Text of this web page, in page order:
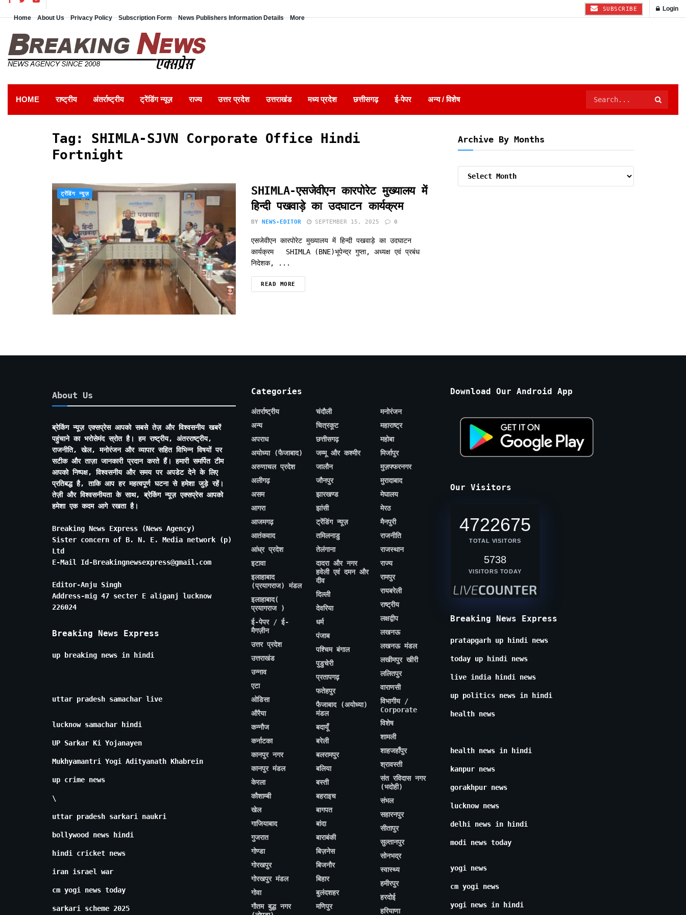
Home About Us Privacy Policy Subscription Form News Publishers Information Details More
SUBSCRIBE Login
HOME राष्ट्रीय अंतर्राष्ट्रीय ट्रेंडिंग न्यूज़ राज्य उत्तर प्रदेश उत्तराखंड मध्य प्रदेश छत्तीसगढ़ ई-पेपर अन्य / विशेष
Tag: SHIMLA-SJVN Corporate Office Hindi
Fortnight
ट्रेंडिंग न्यूज़
SHIMLA-एसजेवीएन कारपोरेट मुख्यालय में
हिन्दी पखवाड़े का उदघाटन कार्यक्रम
BY NEWS-EDITOR SEPTEMBER 15, 2025 0
एसजेवीएन कारपोरेट मुख्यालय में हिन्दी पखवाड़े का उदघाटन
कार्यक्रम SHIMLA (BNE)भूपेन्द्र गुप्ता, अध्यक्ष एवं प्रबंध
निदेशक, ...
READ MORE
Archive By Months
About Us
ब्रेकिंग न्यूज़ एक्सप्रेस आपको सबसे तेज़ और विश्वसनीय खबरें
पहुंचाने का भरोसेमंद स्रोत है। हम राष्ट्रीय, अंतरराष्ट्रीय,
राजनीति, खेल, मनोरंजन और व्यापार सहित विभिन्न विषयों पर
सटीक और ताज़ा जानकारी प्रदान करते हैं। हमारी समर्पित टीम
आपको निष्पक्ष, विश्वसनीय और समय पर अपडेट देने के लिए
प्रतिबद्ध है, ताकि आप हर महत्वपूर्ण घटना से हमेशा जुड़े रहें।
तेज़ी और विश्वसनीयता के साथ, ब्रेकिंग न्यूज़ एक्सप्रेस आपको
हमेशा एक कदम आगे रखता है।
Breaking News Express (News Agency)
Sister concern of B. N. E. Media network (p)
Ltd
E-Mail Id-Breakingnewsexpress@gmail.com
Editor-Anju Singh
Address-mig 47 secter E aliganj lucknow
226024
Breaking News Express
up breaking news in hindi
uttar pradesh samachar live
lucknow samachar hindi
UP Sarkar Ki Yojanayen
Mukhyamantri Yogi Adityanath Khabrein
up crime news
\
uttar pradesh sarkari naukri
bollywood news hindi
hindi cricket news
iran israel war
cm yogi news today
sarkari scheme 2025
Categories
अंतर्राष्ट्रीय
अन्य
अपराध
अयोध्या (फैजाबाद)
अरुणाचल प्रदेश
अलीगढ़
असम
आगरा
आजमगढ़
आतंकवाद
आंध्र प्रदेश
इटावा
इलाहाबाद
(प्रयागराज) मंडल
इलाहाबाद(
प्रयागराज )
ई-पेपर / ई-
मैगज़ीन
उत्तर प्रदेश
उत्तराखंड
उन्नाव
एटा
ओडिसा
औरैया
कन्नौज
कर्नाटका
कानपुर नगर
कानपुर मंडल
केरला
कौशाम्बी
खेल
गाजियाबाद
गुजरात
गोण्डा
गोरखपुर
गोरखपुर मंडल
गोवा
गौतम बुद्ध नगर
चंदौली
चित्रकूट
छत्तीसगढ़
जम्मू और कश्मीर
जालौन
जौनपुर
झारखण्ड
झांसी
ट्रेंडिंग न्यूज़
तमिलनाडु
तेलंगाना
दादरा और नगर
हवेली एवं दमन और
दीव
दिल्ली
देवरिया
धर्म
पंजाब
पश्चिम बंगाल
पुडुचेरी
प्रतापगढ़
फतेहपुर
फैजाबाद (अयोध्या)
मंडल
बदायूँ
बरेली
बलरामपुर
बलिया
बस्ती
बहराइच
बागपत
बांदा
बाराबंकी
बिज़नेस
बिजनौर
बिहार
बुलंदशहर
मणिपुर
मनोरंजन
महाराष्ट्र
महोबा
मिर्जापुर
मुज़फ्फरनगर
मुरादाबाद
मेघालय
मेरठ
मैनपुरी
राजनीति
राजस्थान
राज्य
रामपुर
रायबरेली
राष्ट्रीय
लक्षद्वीप
लखनऊ
लखनऊ मंडल
लखीमपुर खीरी
ललितपुर
वाराणसी
विभागीय /
Corporate
विशेष
शामली
शाहजहाँपुर
श्रावस्ती
संत रविदास नगर
(भदोही)
संभल
सहारनपुर
सीतापुर
सुल्तानपुर
सोनभद्र
स्वास्थ्य
हमीरपुर
हरदोई
हरियाणा
Download Our Android App
Our Visitors
4722675
TOTAL VISITORS
5738
VISITORS TODAY
Breaking News Express
pratapgarh up hindi news
today up hindi news
live india hindi news
up politics news in hindi
health news
health news in hindi
kanpur news
gorakhpur news
lucknow news
delhi news in hindi
modi news today
yogi news
cm yogi news
yogi news in hindi